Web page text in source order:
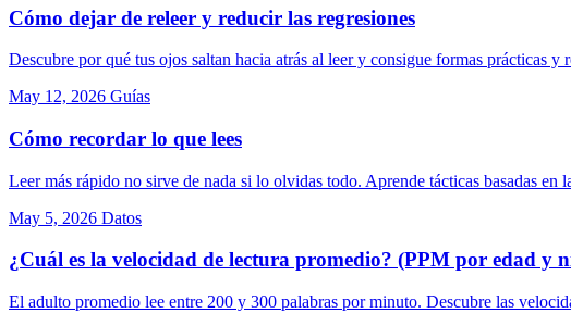
Cómo dejar de releer y reducir las regresiones
Descubre por qué tus ojos saltan hacia atrás al leer y consigue formas prácticas
May 12, 2026 Guías
Cómo recordar lo que lees
Leer más rápido no sirve de nada si lo olvidas todo. Aprende tácticas basadas
May 5, 2026 Datos
¿Cuál es la velocidad de lectura promedio? (PPM por edad y
El adulto promedio lee entre 200 y 300 palabras por minuto. Descubre las